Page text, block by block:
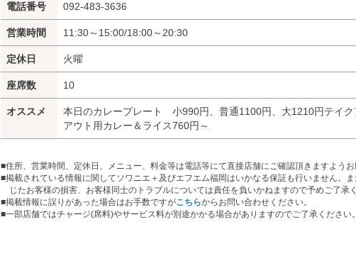
電話番号 092-483-3636
営業時間 11:30～15:00/18:00～20:30
定休日 火曜
座席数 10
オススメ
本日のカレープレート 小990円、普通1100円、大1210円テイク
アウト用カレー＆ライス760円～
■住所、営業時間、定休日、メニュー、料金等は電話等にて直接店舗にご確認頂きますようお
■掲載されている情報に関してソワニエ＋及びエフエム福岡はいかなる保証も行いません。
じたお客様の損害、お客様同士のトラブルについては責任を負いかねますので予めご了承く
■掲載情報に誤りがあった場合はお手数ですがこちらからお問い合わせください。
■一部店舗ではチャージ(席料)やサービス料が別途かかる場合がありますのでご了承ください。